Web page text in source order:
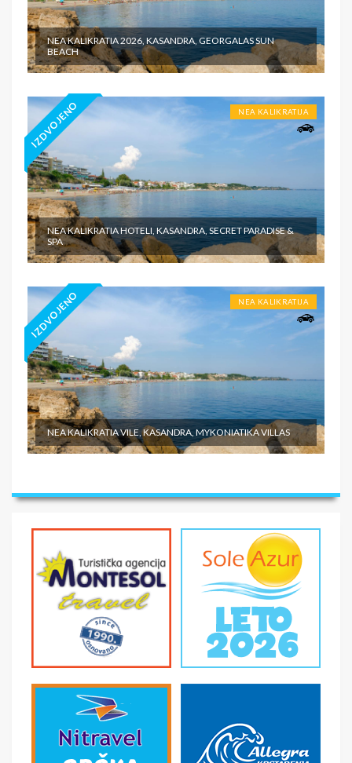
NEA KALIKRATIA 2026, KASANDRA, GEORGALAS SUN
BEACH
IZDVOJENO NEA KALIKRATIJA
NEA KALIKRATIA HOTELI, KASANDRA, SECRET PARADISE &
SPA
IZDVOJENO NEA KALIKRATIJA
NEA KALIKRATIA VILE, KASANDRA, MYKONIATIKA VILLAS